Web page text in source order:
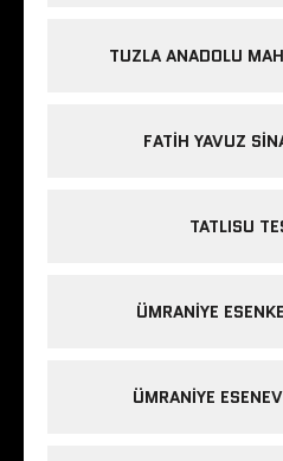
TUZLA ANADOLU
FATIH YAVUZ
TATLISU
ÜMRANIYE
ÜMRANIYE